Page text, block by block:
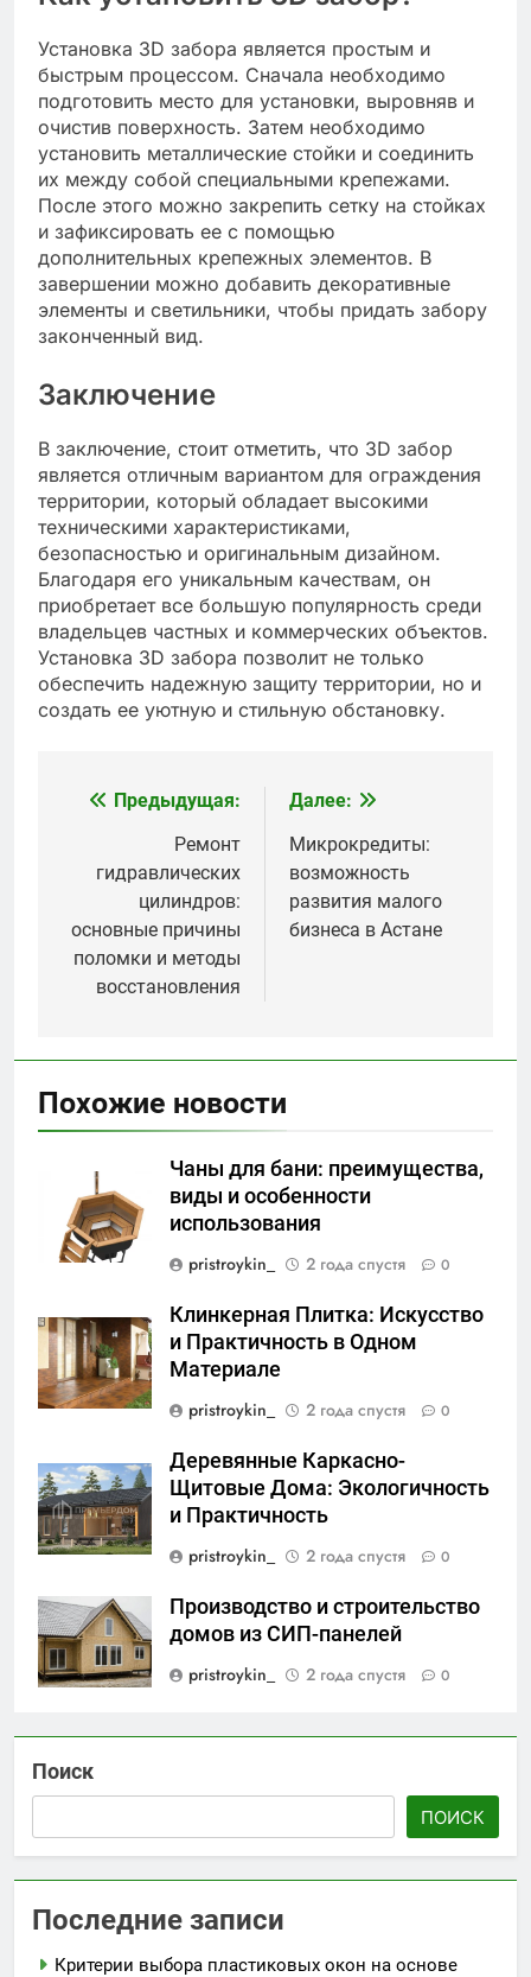
Установка 3D забора является простым и
быстрым процессом. Сначала необходимо
подготовить место для установки, выровняв и
очистив поверхность. Затем необходимо
установить металлические стойки и соединить
их между собой специальными крепежами.
После этого можно закрепить сетку на стойках
и зафиксировать ее с помощью
дополнительных крепежных элементов. В
завершении можно добавить декоративные
элементы и светильники, чтобы придать забору
законченный вид.
Заключение
В заключение, стоит отметить, что 3D забор
является отличным вариантом для ограждения
территории, который обладает высокими
техническими характеристиками,
безопасностью и оригинальным дизайном.
Благодаря его уникальным качествам, он
приобретает все большую популярность среди
владельцев частных и коммерческих объектов.
Установка 3D забора позволит не только
обеспечить надежную защиту территории, но и
создать ее уютную и стильную обстановку.
Навигация
записям
Предыдущая:
Ремонт
гидравлических
цилиндров:
основные причины
поломки и методы
восстановления
Далее:
Микрокредиты:
возможность
развития малого
бизнеса в Астане
Похожие новости
Чаны для бани: преимущества,
виды и особенности
использования
pristroykin_
2 года спустя 0
Клинкерная Плитка: Искусство
и Практичность в Одном
Материале
pristroykin_
2 года спустя 0
Деревянные Каркасно-
Щитовые Дома: Экологичность
и Практичность
pristroykin_
2 года спустя 0
Производство и строительство
домов из СИП-панелей
pristroykin_
2 года спустя 0
Поиск
ПОИСК
Последние записи
Критерии выбора пластиковых окон на основе